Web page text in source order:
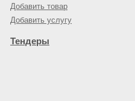
Добавить товар
Добавить услугу
Тендеры